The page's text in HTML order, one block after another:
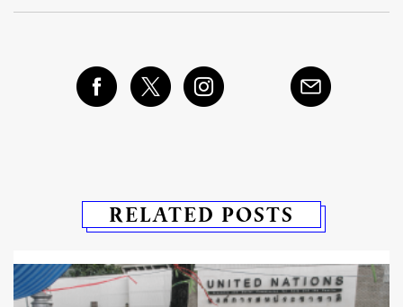
RELATED POSTS